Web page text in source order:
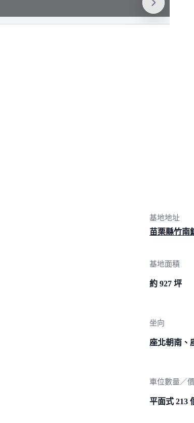
基地地址
苗栗縣竹南
基地面積
約 927 坪
坐向
座北朝南、
車位數量／
平面式 213